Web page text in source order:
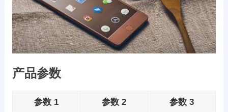
产品参数
参数 1 参数 2 参数 3